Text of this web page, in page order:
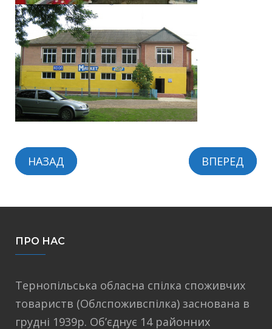
НАЗАД ВПЕРЕД
ПРО НАС
Тернопільська обласна спілка споживчих
товариств (Облспоживспілка) заснована в
грудні 1939р. Об’єднує 14 районних